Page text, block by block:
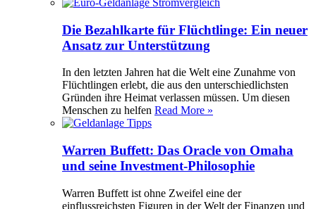
Die Bezahlkarte für Flüchtlinge: Ein neuer
Ansatz zur Unterstützung
In den letzten Jahren hat die Welt eine Zunahme von
Flüchtlingen erlebt, die aus den unterschiedlichsten
Gründen ihre Heimat verlassen müssen. Um diesen
Menschen zu helfen Read More »
Warren Buffett: Das Oracle von Omaha
und seine Investment-Philosophie
Warren Buffett ist ohne Zweifel eine der
einflussreichsten Figuren in der Welt der Finanzen und